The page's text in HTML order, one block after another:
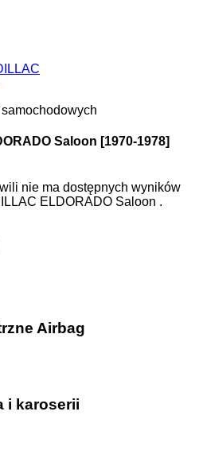
Saloon [1970-1978]
nie ma dostępnych wyników
ELDORADO Saloon .
Airbag
i karoserii